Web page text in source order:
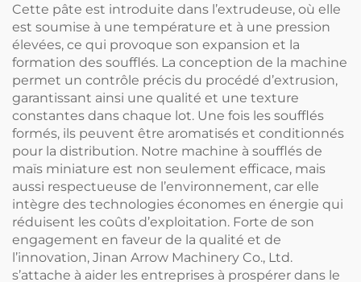
Cette pâte est introduite dans l’extrudeuse, où elle
est soumise à une température et à une pression
élevées, ce qui provoque son expansion et la
formation des soufflés. La conception de la machine
permet un contrôle précis du procédé d’extrusion,
garantissant ainsi une qualité et une texture
constantes dans chaque lot. Une fois les soufflés
formés, ils peuvent être aromatisés et conditionnés
pour la distribution. Notre machine à soufflés de
maïs miniature est non seulement efficace, mais
aussi respectueuse de l’environnement, car elle
intègre des technologies économes en énergie qui
réduisent les coûts d’exploitation. Forte de son
engagement en faveur de la qualité et de
l’innovation, Jinan Arrow Machinery Co., Ltd.
s’attache à aider les entreprises à prospérer dans le